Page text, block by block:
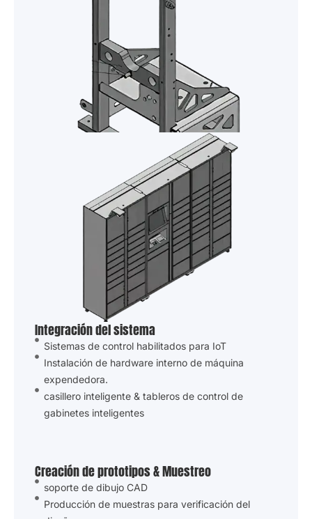
Integración del sistema
Sistemas de control habilitados para IoT
Instalación de hardware interno de máquina
expendedora.
casillero inteligente & tableros de control de
Creación de prototipos & Muestreo
soporte de dibujo CAD